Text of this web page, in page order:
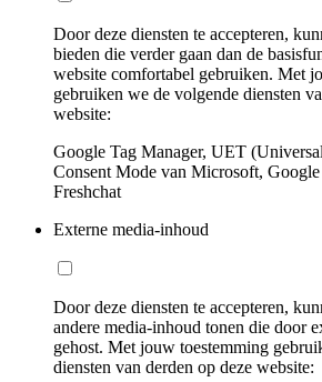
Door deze diensten te accepteren,
bieden die verder gaan dan de
website comfortabel gebruiken. Met
gebruiken we de volgende diensten
website:
Google Tag Manager, UET
Consent Mode van Microsoft,
Freshchat
Externe media-inhoud
Door deze diensten te accepteren,
andere media-inhoud tonen die door
gehost. Met jouw toestemming
diensten van derden op deze website: